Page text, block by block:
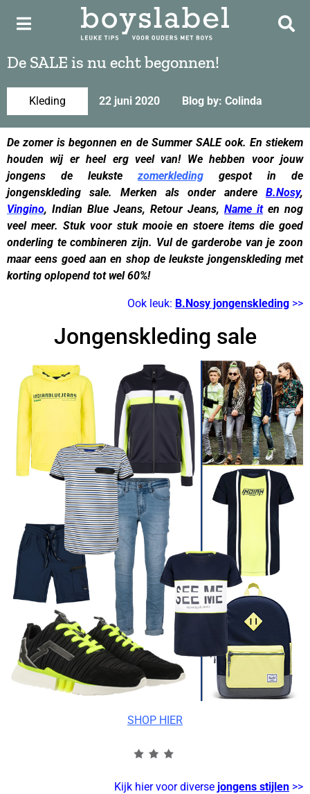
De SALE is nu echt begonnen!
Kleding 22 juni 2020 Blog by: Colinda
De zomer is begonnen en de Summer SALE ook. En stiekem
houden wij er heel erg veel van! We hebben voor jouw
jongens de leukstezomerkleding gespot in de
jongenskleding sale. Merken als onder andere B.Nosy,
Vingino, Indian Blue Jeans, Retour Jeans, Name iten nog
veel meer. Stuk voor stuk mooie en stoere items die goed
onderling te combineren zijn. Vul de garderobe van je zoon
maar eens goed aan en shop de leukste jongenskleding met
korting oplopend tot wel 60%!
Ook leuk: B.Nosy jongenskleding >>
Jongenskleding sale
SHOP HIER
Kijk hier voor diverse jongens stijlen >>